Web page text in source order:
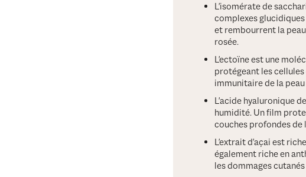
L'isomérate de
complexes
et rembourrent la
rosée.
L'ectoïne est une
protégeant les
immunitaire de la
L'acide hyaluronique
humidité. Un film
couches profondes de
L'extrait d'açai est
également riche en
les dommages